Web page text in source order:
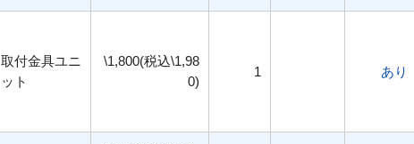
取付金具ユニ
ット
\1,800(税込\1,98
0)
1 あり